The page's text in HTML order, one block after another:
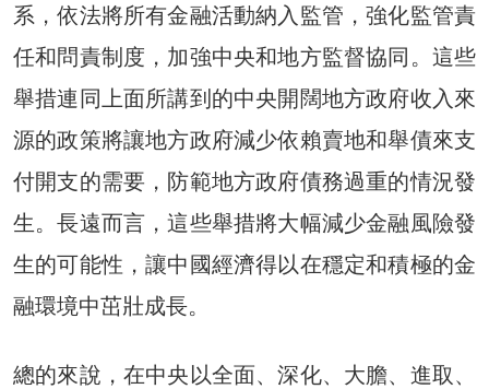
系，依法將所有金融活動納入監管，強化監管責
任和問責制度，加強中央和地方監督協同。這些
舉措連同上面所講到的中央開闊地方政府收入來
源的政策將讓地方政府減少依賴賣地和舉債來支
付開支的需要，防範地方政府債務過重的情況發
生。長遠而言，這些舉措將大幅減少金融風險發
生的可能性，讓中國經濟得以在穩定和積極的金
融環境中茁壯成長。
總的來說，在中央以全面、深化、大膽、進取、